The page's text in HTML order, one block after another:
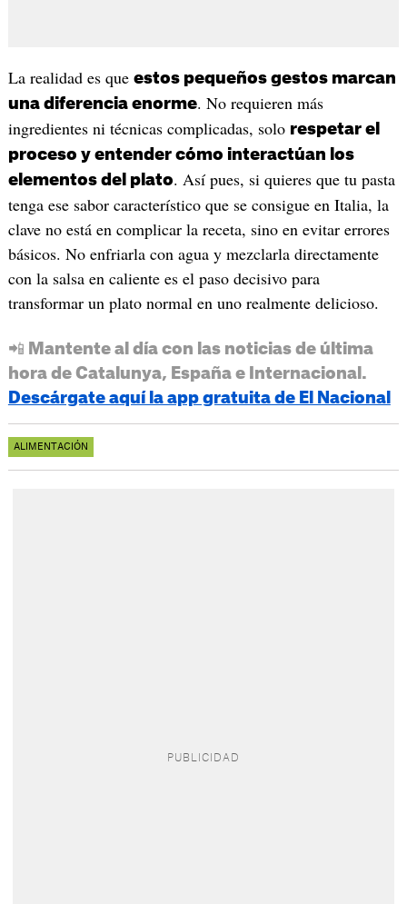
La realidad es que estos pequeños gestos marcan
una diferencia enorme. No requieren más
ingredientes ni técnicas complicadas, solo respetar el
proceso y entender cómo interactúan los
elementos del plato. Así pues, si quieres que tu pasta
tenga ese sabor característico que se consigue en Italia, la
clave no está en complicar la receta, sino en evitar errores
básicos. No enfriarla con agua y mezclarla directamente
con la salsa en caliente es el paso decisivo para
transformar un plato normal en uno realmente delicioso.
📲 Mantente al día con las noticias de última
hora de Catalunya, España e Internacional.
Descárgate aquí la app gratuita de El Nacional
ALIMENTACIÓN